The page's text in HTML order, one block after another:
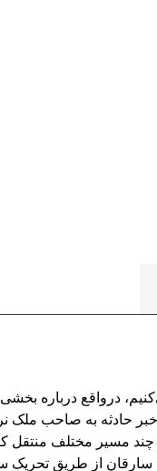
درواقع درباره
چند مسیر مختلف منتقل
از طریق تحریک